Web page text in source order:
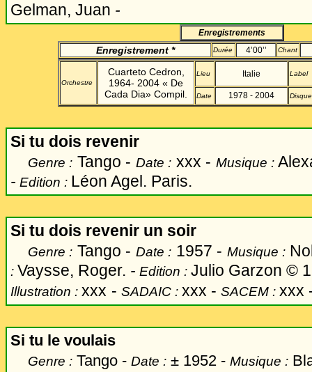
Gelman, Juan -
Enregistrements
Enregistrement * Durée 4’00’’ Chant
Orchestre
Cuarteto Cedron,
1964- 2004 « De
Cada Dia» Compil.
Lieu Italie Label
Date 1978 - 2004 Disque
Si tu dois revenir
Genre : Tango - Date : xxx - Musique :
- Edition : Léon Agel. Paris.
Si tu dois revenir un soir
Genre : Tango - Date : 1957 - Musique :
: Vaysse, Roger. - Edition : Julio Garzon ©
Illustration : xxx - SADAIC : xxx - SACEM : xxx
Si tu le voulais
Genre : Tango - Date : ± 1952 - Musique :